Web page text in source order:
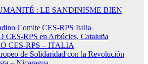
: LE SANDINISME BIEN
Comite CES-RPS Italia
RPS en Arbúcies, Cataluña
CES-RPS – ITALIA
de Solidaridad con la Revolución